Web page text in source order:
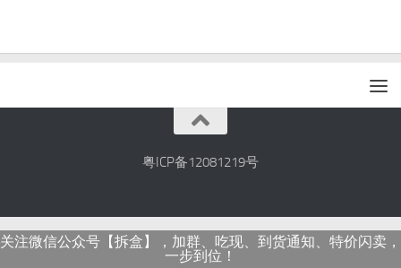
粤ICP备12081219号
关注微信公众号【拆盒】，加群、吃现、到货通知、特价闪卖，
一步到位！